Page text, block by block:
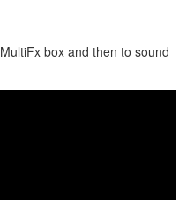
MultiFx box and then to sound